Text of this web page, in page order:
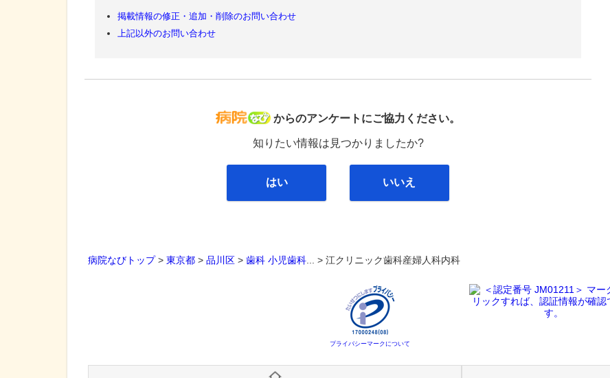
掲載情報の修正・追加・削除のお問い合わせ
上記以外のお問い合わせ
病院なび
からのアンケートにご協力ください。
知りたい情報は見つかりましたか?
はい いいえ
病院なびトップ> 東京都 > 品川区 > 歯科 小児歯科... > 江クリニック歯科産婦人科内科
プライバシーマークについて